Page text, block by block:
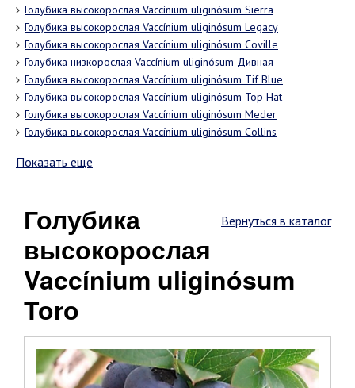
Голубика высокорослая Vaccínium uliginósum Sierra
Голубика высокорослая Vaccínium uliginósum Legacy
Голубика высокорослая Vaccínium uliginósum Coville
Голубика низкорослая Vaccínium uliginósum Дивная
Голубика высокорослая Vaccínium uliginósum Tif Blue
Голубика высокорослая Vaccínium uliginósum Top Hat
Голубика высокорослая Vaccínium uliginósum Meder
Голубика высокорослая Vaccínium uliginósum Collins
Показать еще
Вернуться в каталог
Голубика
высокорослая
Vaccínium uliginósum
Toro